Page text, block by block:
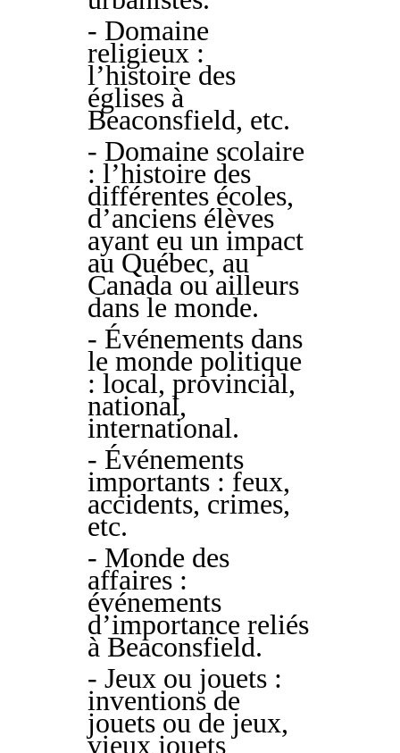
- Domaine
religieux :
l’histoire des
églises à
Beaconsfield, etc.
- Domaine scolaire
: l’histoire des
différentes écoles,
d’anciens élèves
ayant eu un impact
au Québec, au
Canada ou ailleurs
dans le monde.
- Événements dans
le monde politique
: local, provincial,
national,
international.
- Événements
importants : feux,
accidents, crimes,
etc.
- Monde des
affaires :
événements
d’importance reliés
à Beaconsfield.
- Jeux ou jouets :
inventions de
jouets ou de jeux,
vieux jouets